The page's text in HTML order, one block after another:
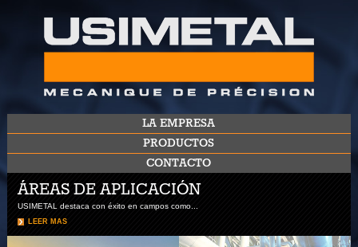
LA EMPRESA
PRODUCTOS
CONTACTO
​ÁREAS DE APLICACIÓN
USIMETAL destaca con éxito en campos como...
LEER MAS